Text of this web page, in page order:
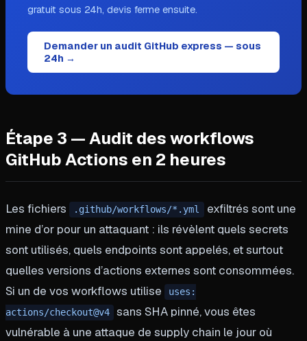
gratuit sous 24h, devis ferme ensuite.
Demander un audit GitHub express — sous
24h →
Étape 3 — Audit des workflows
GitHub Actions en 2 heures
Les fichiers .github/workflows/*.yml
exfiltrés sont une
mine d’or pour un attaquant : ils révèlent quels secrets
sont utilisés, quels endpoints sont appelés, et surtout
quelles versions d’actions externes sont consommées.
Si un de vos workflows utilise
uses:
actions/checkout@v4
sans SHA pinné, vous êtes
vulnérable à une attaque de supply chain le jour où